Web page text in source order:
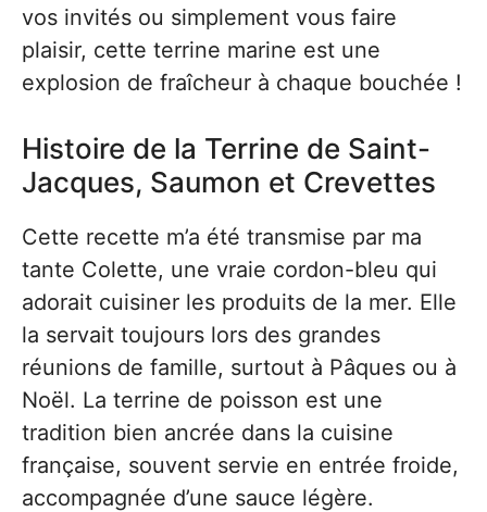
vos invités ou simplement vous faire
plaisir, cette terrine marine est une
explosion de fraîcheur à chaque bouchée !
Histoire de la Terrine de Saint-
Jacques, Saumon et Crevettes
Cette recette m’a été transmise par ma
tante Colette, une vraie cordon-bleu qui
adorait cuisiner les produits de la mer. Elle
la servait toujours lors des grandes
réunions de famille, surtout à Pâques ou à
Noël. La terrine de poisson est une
tradition bien ancrée dans la cuisine
française, souvent servie en entrée froide,
accompagnée d’une sauce légère.